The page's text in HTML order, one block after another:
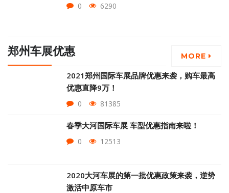
0 6290
郑州车展优惠 MORE
2021郑州国际车展品牌优惠来袭，购车最高
优惠直降9万！
0 81385
春季大河国际车展 车型优惠指南来啦！
0 12513
2020大河车展的第一批优惠政策来袭，逆势
激活中原车市